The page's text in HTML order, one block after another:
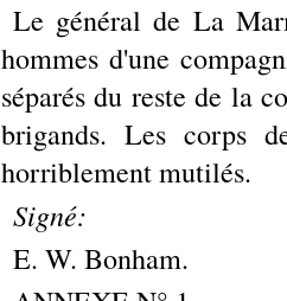
Le général de La
hommes d'une
séparés du reste de la
brigands. Les corps
horriblement mutilés.
Signé:
E. W. Bonham.